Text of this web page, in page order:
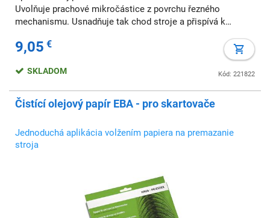
Uvolňuje prachové mikročástice z povrchu řezného
mechanismu. Usnadňuje tak chod stroje a přispívá k
9,05 €
Kód: 221822
SKLADOM
Čistící olejový papír EBA - pro skartovače
Jednoduchá aplikácia volžením papiera na premazanie
stroja